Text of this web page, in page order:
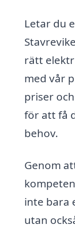
Letar du
rätt
med vår
priser
för att få
behov.
Genom
inte bara
utan